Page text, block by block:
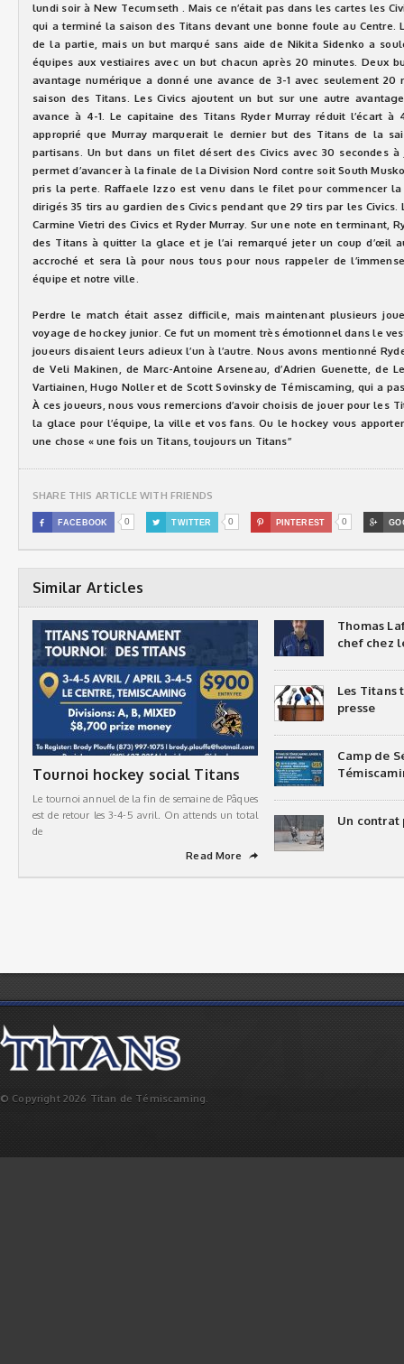
lundi soir à New Tecumseth . Mais ce n’était pas dans les cartes les
qui a terminé la saison des Titans devant une bonne foule au Centre.
de la partie, mais un but marqué sans aide de Nikita Sidenko a
équipes aux vestiaires avec un but chacun après 20 minutes. Deux
avantage numérique a donné une avance de 3-1 avec seulement
saison des Titans. Les Civics ajoutent un but sur une autre
avance à 4-1. Le capitaine des Titans Ryder Murray réduit l’écart à
approprié que Murray marquerait le dernier but des Titans de la
partisans. Un but dans un filet désert des Civics avec 30 secondes
permet d’avancer à la finale de la Division Nord contre soit South
pris la perte. Raffaele Izzo est venu dans le filet pour commencer
dirigés 35 tirs au gardien des Civics pendant que 29 tirs par les
Carmine Vietri des Civics et Ryder Murray. Sur une note en terminant,
des Titans à quitter la glace et je l’ai remarqué jeter un coup d’œil
accroché et sera là pour nous tous pour nous rappeler de
équipe et notre ville.
Perdre le match était assez difficile, mais maintenant plusieurs
voyage de hockey junior. Ce fut un moment très émotionnel dans le
joueurs disaient leurs adieux l’un à l’autre. Nous avons mentionné
de Veli Makinen, de Marc-Antoine Arseneau, d’Adrien Guenette, de
Vartiainen, Hugo Noller et de Scott Sovinsky de Témiscaming, qui a
À ces joueurs, nous vous remercions d’avoir choisis de jouer pour les
la glace pour l’équipe, la ville et vos fans. Ou le hockey vous
une chose « une fois un Titans, toujours un Titans’’
SHARE THIS ARTICLE WITH FRIENDS
 FACEBOOK 0  TWITTER 0  PINTEREST 0 
Similar Articles
Tournoi hockey social Titans
Le tournoi annuel de la fin de semaine de Pâques
est de retour les 3-4-5 avril. On attends un total
de
Read More
➦
Thomas
chef chez
Les Titans
presse
Camp de
Un contrat
© Copyright 2026 Titan de Témiscaming.